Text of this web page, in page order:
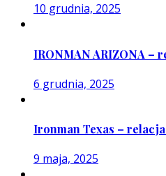
10 grudnia, 2025
IRONMAN ARIZONA –
6 grudnia, 2025
Ironman Texas –
9 maja, 2025